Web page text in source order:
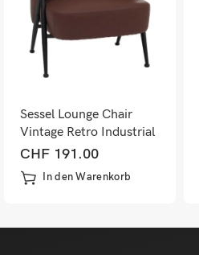
Sessel Lounge Chair
Vintage Retro Industrial
Metall Kunstleder
rostrot
CHF 191.00
In den Warenkorb